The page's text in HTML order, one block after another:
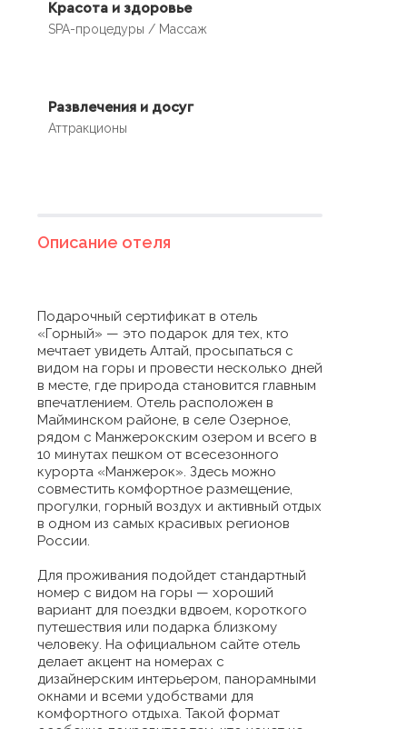
Красота и здоровье
SPA-процедуры / Массаж
Развлечения и досуг
Аттракционы
Описание отеля
Подарочный сертификат в отель
«Горный» — это подарок для тех, кто
мечтает увидеть Алтай, просыпаться с
видом на горы и провести несколько дней
в месте, где природа становится главным
впечатлением. Отель расположен в
Майминском районе, в селе Озерное,
рядом с Манжерокским озером и всего в
10 минутах пешком от всесезонного
курорта «Манжерок». Здесь можно
совместить комфортное размещение,
прогулки, горный воздух и активный отдых
в одном из самых красивых регионов
России.
Для проживания подойдет стандартный
номер с видом на горы — хороший
вариант для поездки вдвоем, короткого
путешествия или подарка близкому
человеку. На официальном сайте отель
делает акцент на номерах с
дизайнерским интерьером, панорамными
окнами и всеми удобствами для
комфортного отдыха. Такой формат